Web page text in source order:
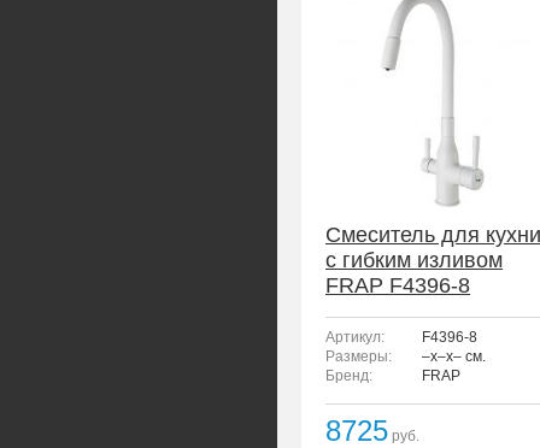
Смеситель для кухни
с гибким изливом
FRAP F4396-8
Артикул:
F4396-8
Размеры:
–x–x– см.
Бренд:
FRAP
8725 руб.